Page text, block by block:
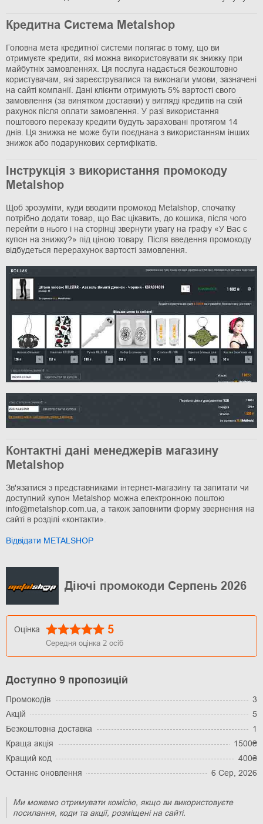
Кредитна Система Metalshop
Головна мета кредитної системи полягає в тому, що ви
отримуєте кредити, які можна використовувати як знижку при
майбутніх замовленнях. Ця послуга надається безкоштовно
користувачам, які зареєструвалися та виконали умови, зазначені
на сайті компанії. Дані клієнти отримують 5% вартості свого
замовлення (за винятком доставки) у вигляді кредитів на свій
рахунок після оплати замовлення. У разі використання
поштового переказу кредити будуть зараховані протягом 14
днів. Ця знижка не може бути поєднана з використанням інших
знижок або подарункових сертифікатів.
Інструкція з використання промокоду
Metalshop
Щоб зрозуміти, куди вводити промокод Metalshop, спочатку
потрібно додати товар, що Вас цікавить, до кошика, після чого
перейти в нього і на сторінці звернути увагу на графу «У Вас є
купон на знижку?» під ціною товару. Після введення промокоду
відбудеться перерахунок вартості замовлення.
Контактні дані менеджерів магазину
Metalshop
Зв'язатися з представниками інтернет-магазину та запитати чи
доступний купон Metalshop можна електронною поштою
info@metalshop.com.ua, а також заповнити форму звернення на
сайті в розділі «контакти».
Відвідати METALSHOP
Діючі промокоди Серпень 2026
Оцінка 5
Середня оцінка 2 осіб
Доступно 9 пропозицій
Промокодів
3
Акцій
5
Безкоштовна доставка
1
Краща акція
1500₴
Кращий код
400₴
Останнє оновлення
6 Сер, 2026
Ми можемо отримувати комісію, якщо ви використовуєте
посилання, коди та акції, розміщені на сайті.